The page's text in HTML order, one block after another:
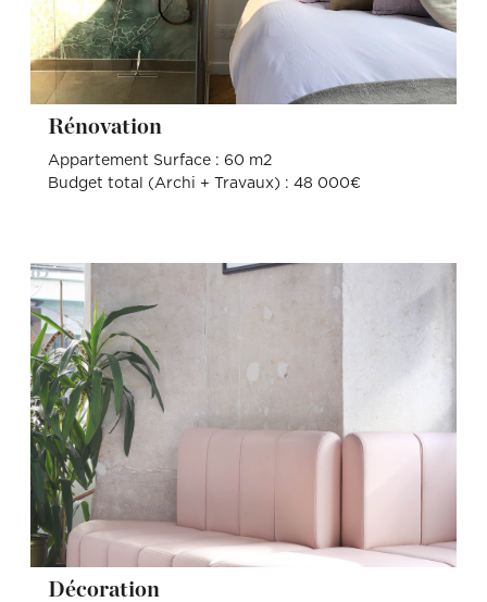
Rénovation
Appartement Surface : 60 m2
Budget total (Archi + Travaux) : 48 000€
Décoration